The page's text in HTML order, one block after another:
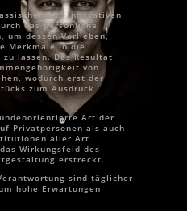
und innovativen
das persönliche
um dessen Vorlieben,
Merkmale in die
lassen. Das Resultat
von
wodurch erst der
zum Ausdruck
Art der
Privatpersonen als auch
aller Art
Wirkungsfeld des
erstreckt.
sind täglicher
hohe Erwartungen